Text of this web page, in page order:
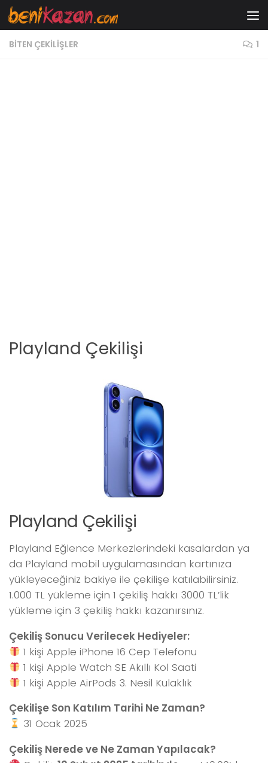
Skip to content
BITEN ÇEKILIŞLER 1
Playland Çekilişi
Playland Çekilişi
Playland Eğlence Merkezlerindeki kasalardan ya
da Playland mobil uygulamasından kartınıza
yükleyeceğiniz bakiye ile çekilişe katılabilirsiniz.
1.000 TL yükleme için 1 çekiliş hakkı 3000 TL’lik
yükleme için 3 çekiliş hakkı kazanırsınız.
Çekiliş Sonucu Verilecek Hediyeler:
1 kişi Apple iPhone 16 Cep Telefonu
1 kişi Apple Watch SE Akıllı Kol Saati
1 kişi Apple AirPods 3. Nesil Kulaklık
Çekilişe Son Katılım Tarihi Ne Zaman?
31 Ocak 2025
Çekiliş Nerede ve Ne Zaman Yapılacak?